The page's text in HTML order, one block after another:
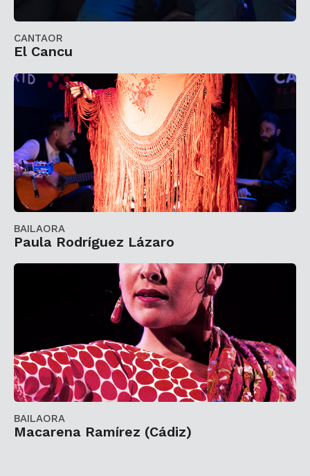
CANTAOR
El Cancu
BAILAORA
Paula Rodríguez Lázaro
BAILAORA
Macarena Ramírez (Cádiz)